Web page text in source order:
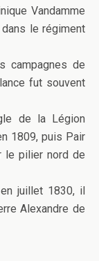
Vandamme
le régiment
campagnes de
fut souvent
de la Légion
1809, puis Pair
le pilier nord de
juillet 1830, il
Alexandre de